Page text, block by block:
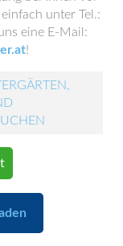
unter Tel.:
eine E-Mail:
!